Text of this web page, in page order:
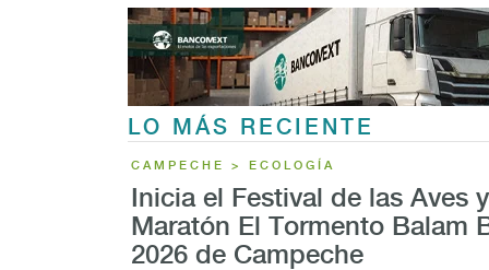
LO MÁS RECIENTE
CAMPECHE > ECOLOGÍA
Inicia el Festival de las Aves y
Maratón El Tormento Balam
2026 de Campeche